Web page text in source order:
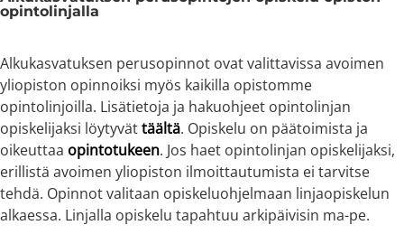
opintolinjalla
Alkukasvatuksen perusopinnot ovat valittavissa avoimen
yliopiston opinnoiksi myös kaikilla opistomme
opintolinjoilla. Lisätietoja ja hakuohjeet opintolinjan
opiskelijaksi löytyvättäältä. Opiskelu on päätoimista ja
oikeuttaa opintotukeen. Jos haet opintolinjan opiskelijaksi,
erillistä avoimen yliopiston ilmoittautumista ei tarvitse
tehdä. Opinnot valitaan opiskeluohjelmaan linjaopiskelun
alkaessa. Linjalla opiskelu tapahtuu arkipäivisin ma-pe.